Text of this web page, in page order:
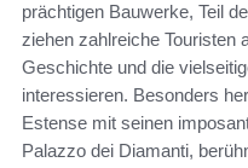
prächtigen Bauwerke, Teil
ziehen zahlreiche Touristen
Geschichte und die
interessieren. Besonders
Estense mit seinen
Palazzo dei Diamanti,